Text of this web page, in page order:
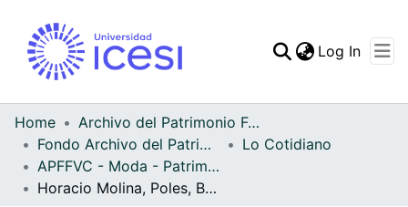
Statistics
Log In
Home
Archivo del Patrimonio Fotográfico y Fílmico del Valle del Cauca
Fondo Archivo del Patrimonio Fotográfico y Fílmico del Valle del Cauca
Lo Cotidiano
APFFVC - Moda - Patrimonial
Horacio Molina, Poles, Bernardo Benítez, Ignacio Mondragón, Carlos Emiro Saavedra, Hugo Libreros y Otoniel Torres